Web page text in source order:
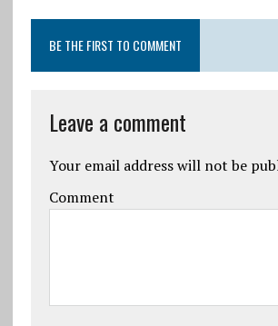
BE THE FIRST TO COMMENT
Leave a comment
Your email address will not be
Comment